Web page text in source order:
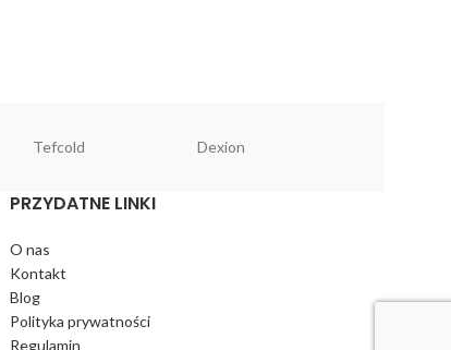
Tefcold Dexion
PRZYDATNE LINKI
O nas
Kontakt
Blog
Polityka prywatności
Regulamin